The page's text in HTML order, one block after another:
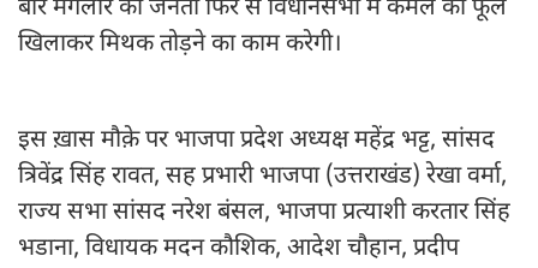
बार मंगलौर की जनता फिर से विधानसभा में कमल का फूल
खिलाकर मिथक तोड़ने का काम करेगी।
इस ख़ास मौक़े पर भाजपा प्रदेश अध्यक्ष महेंद्र भट्ट, सांसद
त्रिवेंद्र सिंह रावत, सह प्रभारी भाजपा (उत्तराखंड) रेखा वर्मा,
राज्य सभा सांसद नरेश बंसल, भाजपा प्रत्याशी करतार सिंह
भडाना, विधायक मदन कौशिक, आदेश चौहान, प्रदीप